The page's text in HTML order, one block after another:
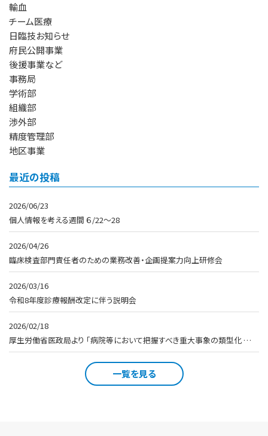
輸血
チーム医療
日臨技お知らせ
府民公開事業
後援事業など
事務局
学術部
組織部
渉外部
精度管理部
地区事業
最近の投稿
2026/06/23
個人情報を考える週間 ６/22～28
2026/04/26
臨床検査部門責任者のための業務改善・企画提案力向上研修会
2026/03/16
令和8年度診療報酬改定に伴う説明会
2026/02/18
厚生労働省医政局より 「病院等において把握すべき重大事象の類型化 …
一覧を見る